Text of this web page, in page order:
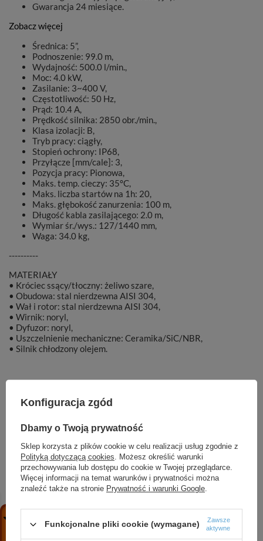
Gwarancja 24 miesiące.
Zobacz więcej
Średnica: 5”,
Podnoszenie: 99.0 m,
Wydajność: 500.0 l/min.,
Moc: 4.0 kW,
Zasilanie: 3~400 V,
Częstotliwość: 50 Hz,
Prąd: 10.4 A,
Prędkość silnika: 2850 obr./min.,
Klasa izolacji: B,
Tryb pracy: ciągły,
Stopień ochrony: IP68,
Przyłącze [mm/cale]: 3,
Pozycja pracy: Pionowa,
Maks. temp. cieczy: 35°C,
Maks. liczba startów na 1h: 20,
Maks. głębokość zanurzenia: 100 m,
Długość kabla zasilającego: 2.0 m,
Wymiar śr./wys.: 127/1440 mm,
Waga: 34.0 kg,
----------
MATERIAŁY
• Króciec ssący/tłoczny: żeliwo szare,
• Obudowa: stal nierdzewna AISI 304,
• Wał i rotor: stal nierdzewna AISI 304,
• Wirnik: noryl,
• Dyfuzor: noryl,
• Uszczelnienie mechaniczne: Ceramika/SiC/NBR,
• Silnik chłodzony olejem.
Symbol 001883
ZOBACZ RÓWNIEŻ
OHI 25-60/130 pompa cyrkulacyjna do wody
Konfiguracja zgód
Dbamy o Twoją prywatność
Sklep korzysta z plików cookie w celu realizacji usług zgodnie z
Polityką dotyczącą cookies. Możesz określić warunki
przechowywania lub dostępu do cookie w Twojej przeglądarce.
Więcej informacji na temat warunków i prywatności można
znaleźć także na stronie Prywatność i warunki Google.
Funkcjonalne pliki cookie (wymagane)
Zawsze
aktywne